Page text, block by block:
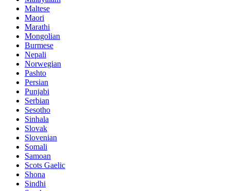
Maltese
Maori
Marathi
Mongolian
Burmese
Nepali
Norwegian
Pashto
Persian
Punjabi
Serbian
Sesotho
Sinhala
Slovak
Slovenian
Somali
Samoan
Scots Gaelic
Shona
Sindhi